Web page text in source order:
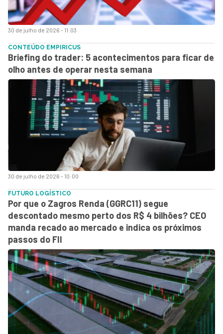
30 de julho de 2026 - 11:03
30 de julho de 2026 - 10:00
CONTEÚDO EMPIRICUS
Briefing do trader: 5 acontecimentos para ficar de
olho antes de operar nesta semana
FUTURO LOGÍSTICO
Por que o Zagros Renda (GGRC11) segue
descontado mesmo perto dos R$ 4 bilhões? CEO
manda recado ao mercado e indica os próximos
passos do FII